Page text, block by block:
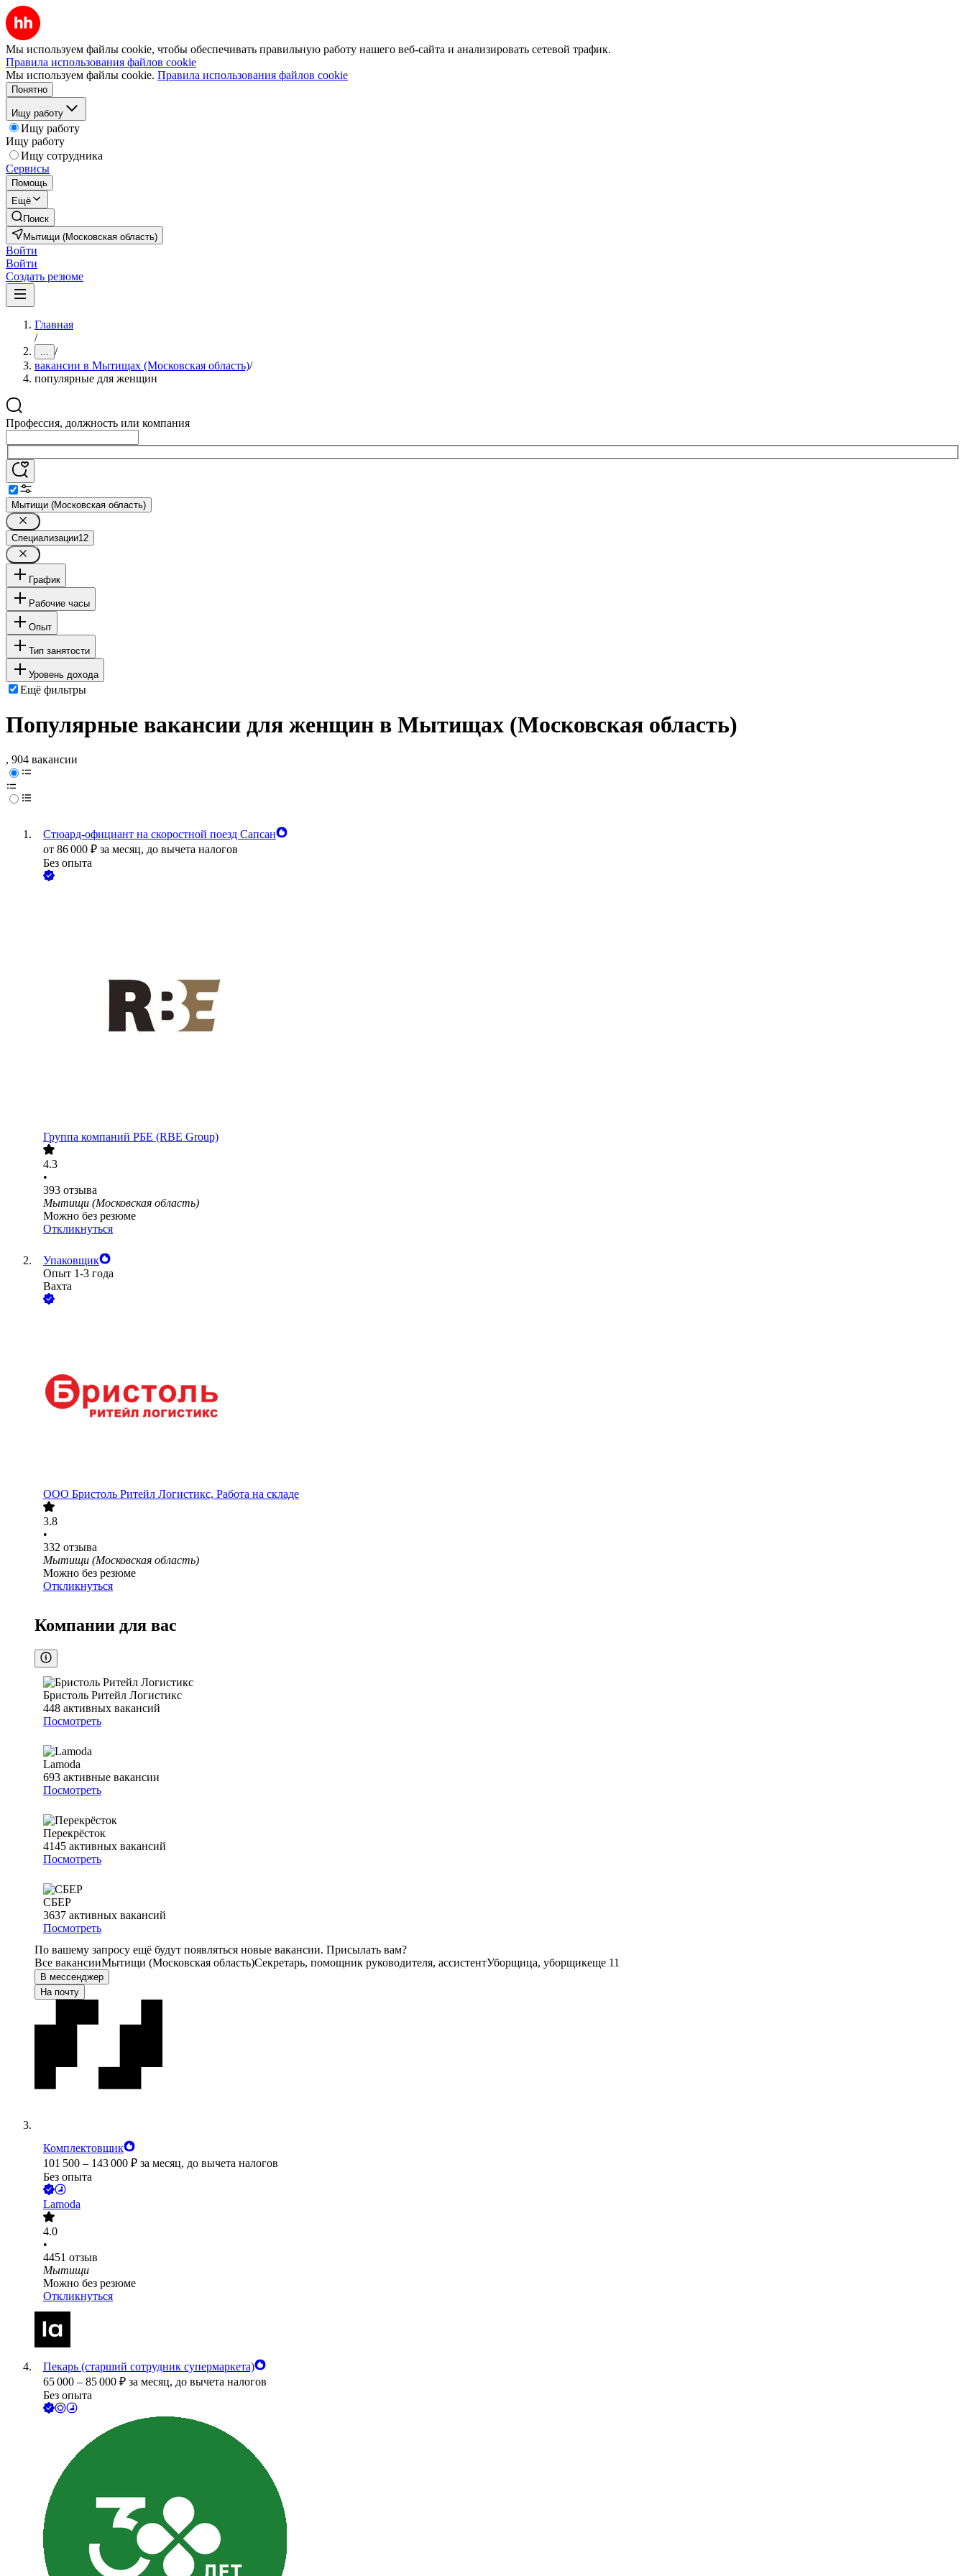
Мы используем файлы cookie, чтобы обеспечивать правильную работу нашего веб-сайта и анализировать сетевой трафик.
Правила использования файлов cookie
Мы используем файлы cookie. Правила использования файлов cookie
Понятно
Ищу работу
Ищу работу
Ищу работу
Ищу сотрудника
Сервисы
Помощь
Ещё
Поиск
Мытищи (Московская область)
Войти
Войти
Создать резюме
Главная
/
... /
вакансии в Мытищах (Московская область)/
популярные для женщин
Профессия, должность или компания
Мытищи (Московская область)
Специализации12
График
Рабочие часы
Опыт
Тип занятости
Уровень дохода
Ещё фильтры
Популярные вакансии для женщин в Мытищах (Московская область)
, 904 вакансии
Стюард-официант на скоростной поезд Сапсан
от 86 000 ₽ за месяц, до вычета налогов
Без опыта
Группа компаний РБЕ (RBE Group)
4.3
•
393 отзыва
Мытищи (Московская область)
Можно без резюме
Откликнуться
Упаковщик
Опыт 1-3 года
Вахта
ООО Бристоль Ритейл Логистикс, Работа на складе
3.8
•
332 отзыва
Мытищи (Московская область)
Можно без резюме
Откликнуться
Компании для вас
Бристоль Ритейл Логистикс
448 активных вакансий
Посмотреть
Lamoda
693 активные вакансии
Посмотреть
Перекрёсток
4145 активных вакансий
Посмотреть
СБЕР
3637 активных вакансий
Посмотреть
По вашему запросу ещё будут появляться новые вакансии. Присылать вам?
Все вакансииМытищи (Московская область)Секретарь, помощник руководителя, ассистентУборщица, уборщикеще 11
В мессенджер
На почту
Комплектовщик
101 500 – 143 000 ₽ за месяц, до вычета налогов
Без опыта
Lamoda
4.0
•
4451 отзыв
Мытищи
Можно без резюме
Откликнуться
Пекарь (старший сотрудник супермаркета)
65 000 – 85 000 ₽ за месяц, до вычета налогов
Без опыта